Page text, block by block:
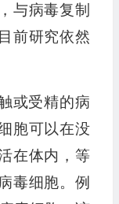
与病毒复制
前研究依然
或受精的病
胞可以在没
在体内，等
毒细胞。例